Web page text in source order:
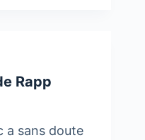
Rapp
a sans doute